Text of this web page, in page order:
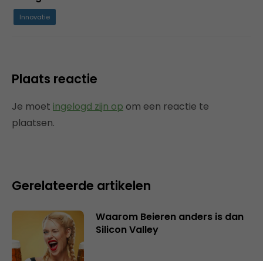
Innovatie
Plaats reactie
Je moet ingelogd zijn op om een reactie te
plaatsen.
Gerelateerde artikelen
Waarom Beieren anders is dan
Silicon Valley